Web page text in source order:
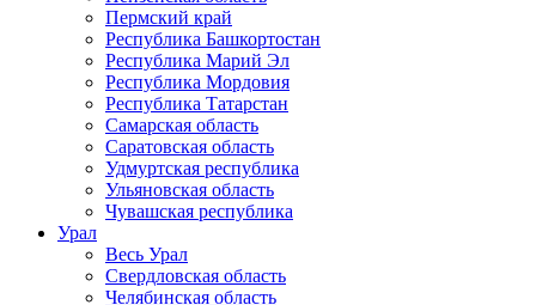
Пермский край
Республика Башкортостан
Республика Марий Эл
Республика Мордовия
Республика Татарстан
Самарская область
Саратовская область
Удмуртская республика
Ульяновская область
Чувашская республика
Урал
Весь Урал
Свердловская область
Челябинская область